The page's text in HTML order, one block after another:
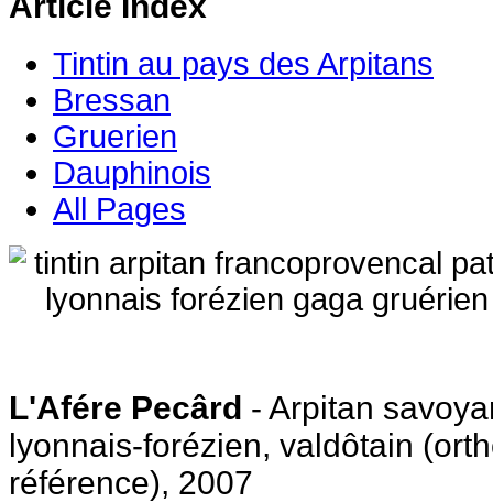
Tintin au pays des Arpitans
Bressan
Gruerien
Dauphinois
All Pages
L'Afére Pecârd - Arpitan
lyonnais-forézien, valdôtain
référence), 2007